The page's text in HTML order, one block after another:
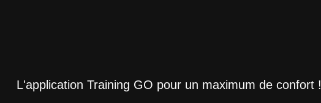
L'application Training GO pour un maximum de confort !